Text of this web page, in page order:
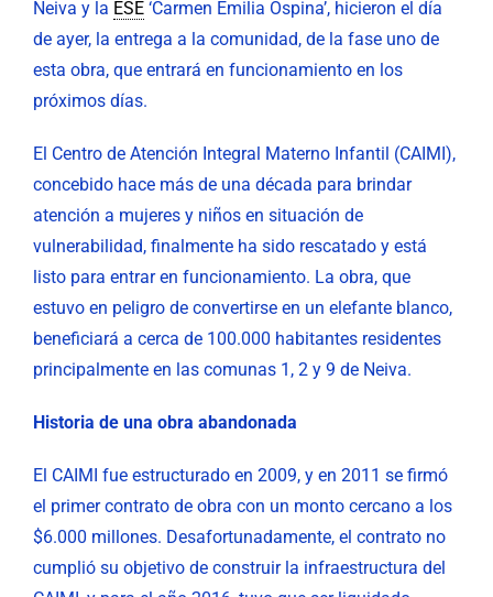
Neiva y la ESE ‘Carmen Emilia Ospina’, hicieron el día
de ayer, la entrega a la comunidad, de la fase uno de
esta obra, que entrará en funcionamiento en los
próximos días.
El Centro de Atención Integral Materno Infantil (CAIMI),
concebido hace más de una década para brindar
atención a mujeres y niños en situación de
vulnerabilidad, finalmente ha sido rescatado y está
listo para entrar en funcionamiento. La obra, que
estuvo en peligro de convertirse en un elefante blanco,
beneficiará a cerca de 100.000 habitantes residentes
principalmente en las comunas 1, 2 y 9 de Neiva.
Historia de una obra abandonada
El CAIMI fue estructurado en 2009, y en 2011 se firmó
el primer contrato de obra con un monto cercano a los
$6.000 millones. Desafortunadamente, el contrato no
cumplió su objetivo de construir la infraestructura del